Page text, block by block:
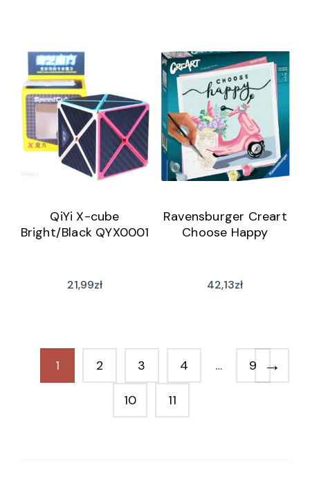
QiYi X-cube
Bright/Black QYX0001
21,99zł
Ravensburger Creart
Choose Happy
42,13zł
1 2 3 4 … 9
10 11
→